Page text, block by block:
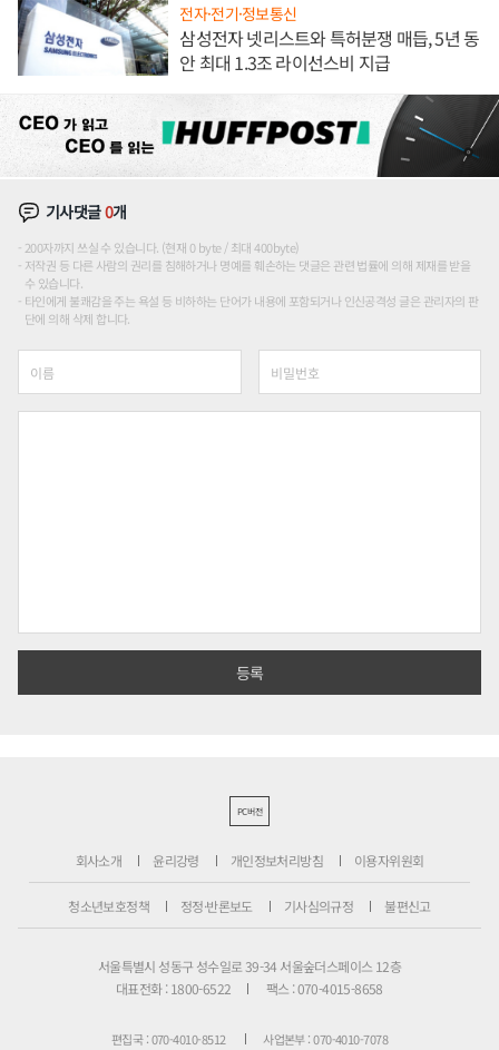
전자·전기·정보통신
삼성전자 넷리스트와 특허분쟁 매듭, 5년 동
안 최대 1.3조 라이선스비 지급
기사댓글0개
200자까지 쓰실 수 있습니다. (현재 0 byte / 최대 400byte)
저작권 등 다른 사람의 권리를 침해하거나 명예를 훼손하는 댓글은 관련 법률에 의해 제재를 받을
수 있습니다.
타인에게 불쾌감을 주는 욕설 등 비하하는 단어가 내용에 포함되거나 인신공격성 글은 관리자의 판
단에 의해 삭제 합니다.
PC버전
회사소개 윤리강령 개인정보처리방침 이용자위원회
청소년보호정책 정정·반론보도 기사심의규정 불편신고
서울특별시 성동구 성수일로 39-34 서울숲더스페이스 12층
대표전화 : 1800-6522
팩스 : 070-4015-8658
편집국 : 070-4010-8512 사업본부 : 070-4010-7078